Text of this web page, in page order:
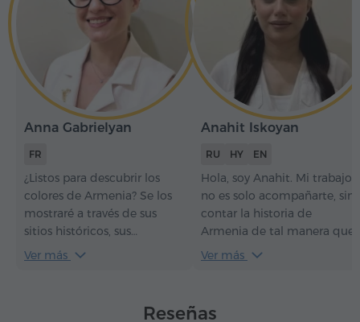
Anna Gabrielyan
FR
¿Listos para descubrir los
colores de Armenia? Se los
mostraré a través de sus
sitios históricos, sus
monumentos excepcionales,
Ver más
Anahit Iskoyan
RU HY EN
Hola, soy Anahit. Mi trabajo
no es solo acompañarte,
contar la historia de
Armenia de tal manera que
incluso las piedras más
Ver más
Reseñas